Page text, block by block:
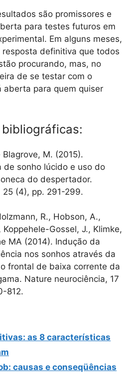
são promissores e
para testes futuros em
Em alguns meses,
definitiva que todos
procurando, mas, no
de se testar com o
aberta para quem quiser
Blagrove, M. (2015).
de sonho lúcido e uso do
do despertador.
25 (4), pp. 291-299.
R., Hobson, A.,
Koppehele-Gossel, J., Klimke,
MA (2014). Indução da
nos sonhos através da
frontal de baixa corrente da
Nature neurociência, 17
812.
as 8 características
causas e conseqüências